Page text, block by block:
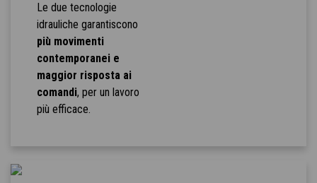
Le due tecnologie
idrauliche garantiscono
più movimenti
contemporanei e
maggior risposta ai
comandi, per un lavoro
più efficace.